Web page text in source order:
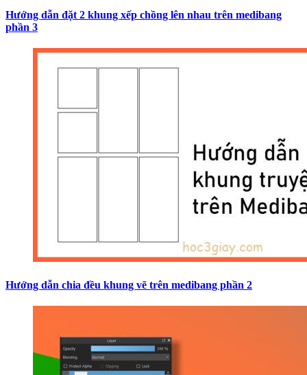
Hướng dẫn đặt 2 khung xếp chồng lên nhau trên medibang
phần 3
Hướng dẫn chia đều khung vẽ trên medibang phần 2